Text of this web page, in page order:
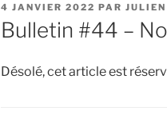
PUBLIÉ
LE
4 JANVIER 2022 PAR JULIEN
Bulletin #44 –
Désolé, cet article est